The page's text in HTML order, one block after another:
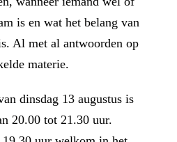
is en wat het belang van
Al met al antwoorden op
materie.
dinsdag 13 augustus is
20.00 tot 21.30 uur.